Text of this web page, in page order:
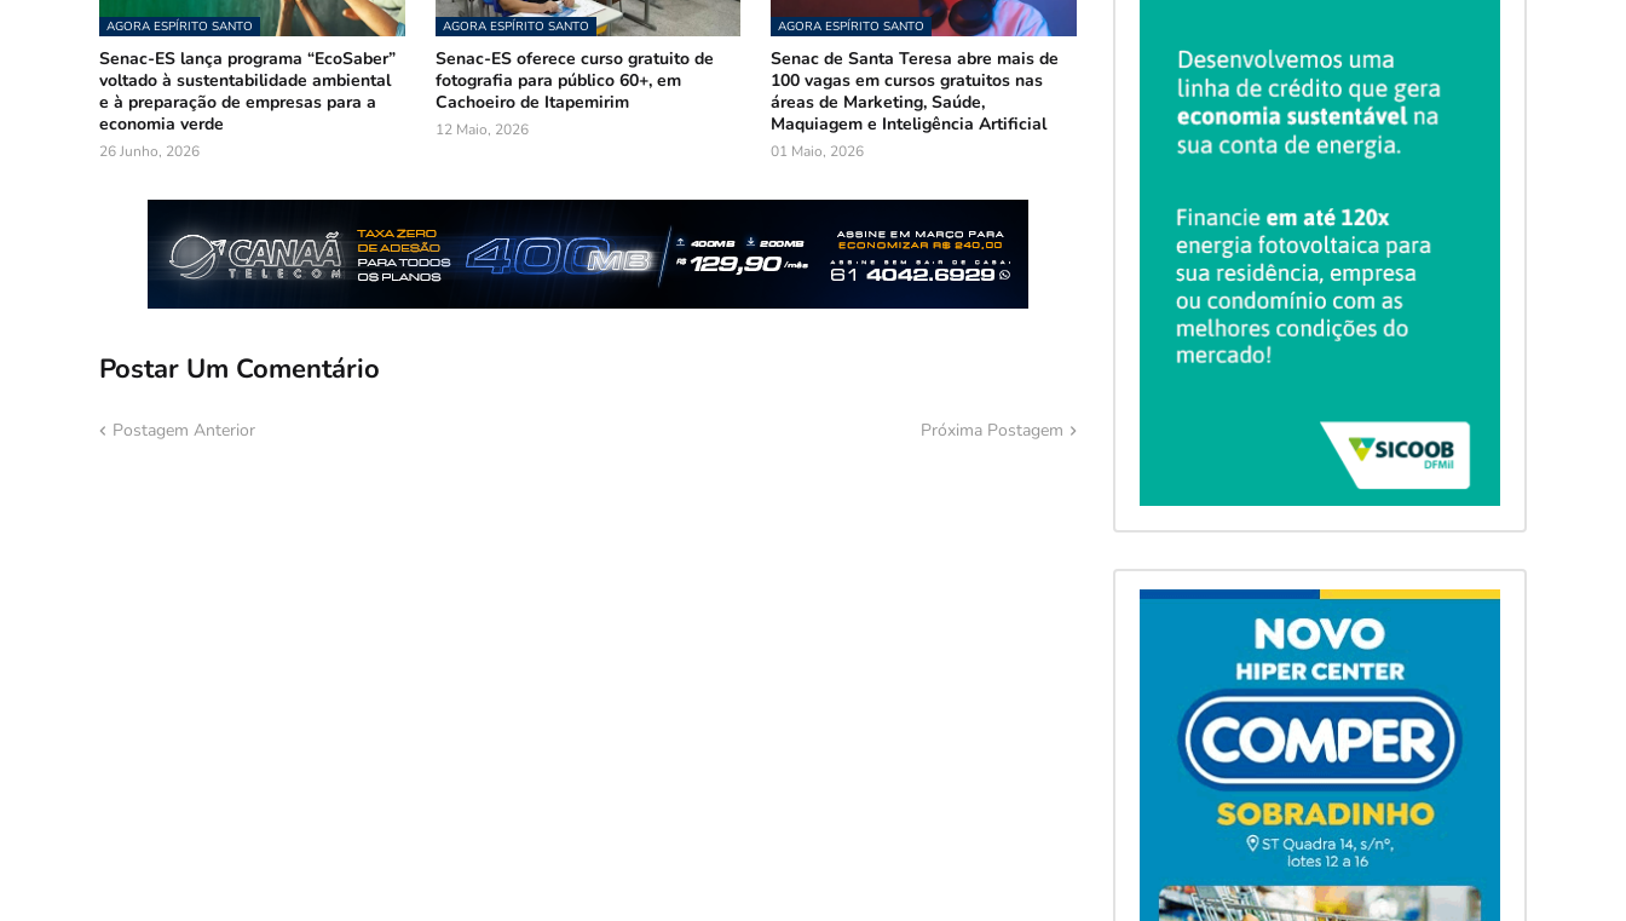
AGORA ESPÍRITO SANTO
Senac-ES lança programa “EcoSaber”
voltado à sustentabilidade ambiental
e à preparação de empresas para a
economia verde
26 Junho, 2026
AGORA ESPÍRITO SANTO
Senac-ES oferece curso gratuito de
fotografia para público 60+, em
Cachoeiro de Itapemirim
12 Maio, 2026
AGORA ESPÍRITO SANTO
Senac de Santa Teresa abre mais de
100 vagas em cursos gratuitos nas
áreas de Marketing, Saúde,
Maquiagem e Inteligência Artificial
01 Maio, 2026
Postar Um Comentário
Postagem Anterior Próxima Postagem